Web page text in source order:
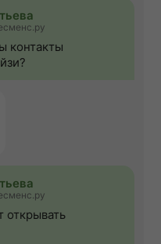
контакты
открывать